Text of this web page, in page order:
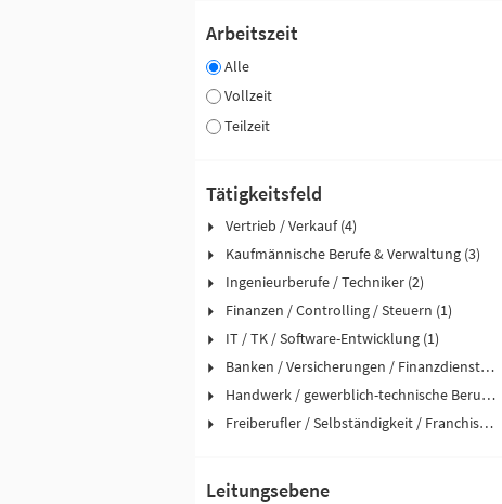
Arbeitszeit
Alle
Vollzeit
Teilzeit
Tätigkeitsfeld
Vertrieb / Verkauf (4)
Kaufmännische Berufe & Verwaltung (3)
Ingenieurberufe / Techniker (2)
Finanzen / Controlling / Steuern (1)
IT / TK / Software-Entwicklung (1)
Banken / Versicherungen / Finanzdienstleister (1)
Handwerk / gewerblich-technische Berufe (1)
Freiberufler / Selbständigkeit / Franchise (1)
Leitungsebene